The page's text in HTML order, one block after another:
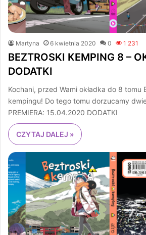
Martyna 6 kwietnia 2020 0 1 231
BEZTROSKI KEMPING 8 –
DODATKI
Kochani, przed Wami okładka do 8 tomu
kempingu! Do tego tomu dorzucamy
PREMIERA: 15.04.2020 DODATKI
CZYTAJ DALEJ »